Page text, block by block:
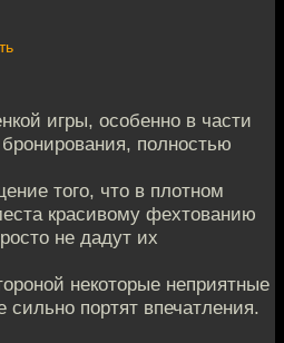
игры, особенно в части
полностью
того, что в плотном
красивому фехтованию
не дадут их
некоторые неприятные
портят впечатления.